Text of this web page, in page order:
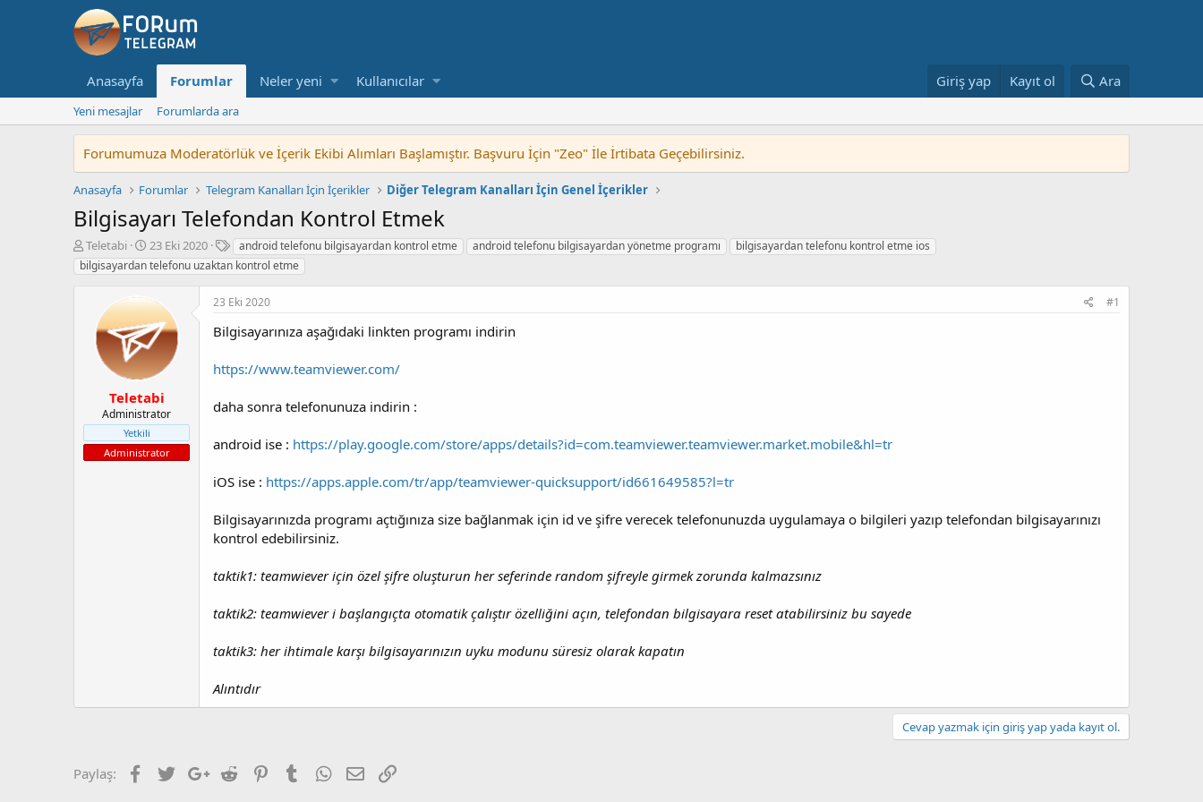
Anasayfa Forumlar Neler yeni Kullanıcılar Giriş yap Kayıt ol Ara
Yeni mesajlar Forumlarda ara
Forumumuza Moderatörlük ve İçerik Ekibi Alımları Başlamıştır. Başvuru İçin "Zeo" İle İrtibata Geçebilirsiniz.
Anasayfa Forumlar Telegram Kanalları İçin İçerikler Diğer Telegram Kanalları İçin Genel İçerikler
Bilgisayarı Telefondan Kontrol Etmek
K
o
n
t
a
Teletabi
B
a
ş
a
n
g
ı
ç
t
a
r
i
h
23 Eki 2020
E
t
i
e
l
r
android telefonu bilgisayardan kontrol etme android telefonu bilgisayardan yönetme programı
bilgisayardan telefonu kontrol etme ios
bilgisayardan telefonu uzaktan kontrol etme
Teletabi
Administrator
Yetkili
Administrator
23 Eki 2020 #1
Bilgisayarınıza aşağıdaki linkten programı indirin
https://www.teamviewer.com/
daha sonra telefonunuza indirin :
android ise : https://play.google.com/store/apps/details?id=com.teamviewer.teamviewer.market.mobile&hl=tr
iOS ise : https://apps.apple.com/tr/app/teamviewer-quicksupport/id661649585?l=tr
Bilgisayarınızda programı açtığınıza size bağlanmak için id ve şifre verecek telefonunuzda uygulamaya o bilgileri yazıp telefondan bilgisayarınızı
kontrol edebilirsiniz.
taktik1: teamwiever için özel şifre oluşturun her seferinde random şifreyle girmek zorunda kalmazsınız
taktik2: teamwiever i başlangıçta otomatik çalıştır özelliğini açın, telefondan bilgisayara reset atabilirsiniz bu sayede
taktik3: her ihtimale karşı bilgisayarınızın uyku modunu süresiz olarak kapatın
Alıntıdır
Cevap yazmak için giriş yap yada kayıt ol.
Paylaş: Facebook
TwitterGoogle+
Reddit PinterestTumblr WhatsApp
E-postaLink